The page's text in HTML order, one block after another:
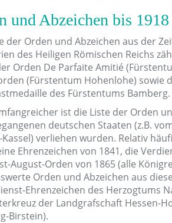
und Abzeichen bis 1918
der Orden und Abzeichen aus der
des Heiligen Römischen Reichs
Orden De Parfaite Amitié
(Fürstentum Hohenlohe) sowie
des Fürstentums Bamberg.
ist die Liste der Orden
deutschen Staaten (z.B.
Kassel) verliehen wurden. Relativ
Ehrenzeichen von 1841, die
August-Orden von 1865 (alle
Orden und Abzeichen aus
Ehrenzeichen des Herzogtums
der Landgrafschaft Hessen-
Birstein).